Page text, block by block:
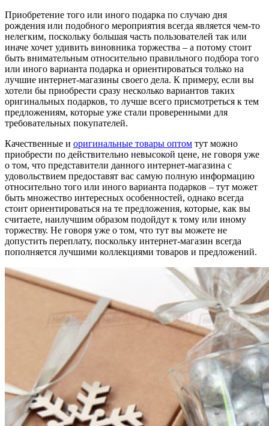
Приобретение того или иного подарка по случаю дня
рождения или подобного мероприятия всегда является чем-то
нелегким, поскольку большая часть пользователей так или
иначе хочет удивить виновника торжества – а потому стоит
быть внимательным относительно правильного подбора того
или иного варианта подарка и ориентироваться только на
лучшие интернет-магазины своего дела. К примеру, если вы
хотели бы приобрести сразу несколько вариантов таких
оригинальных подарков, то лучше всего присмотреться к тем
предложениям, которые уже стали проверенными для
требовательных покупателей.
Качественные и оригинальные товары оптом тут можно
приобрести по действительно невысокой цене, не говоря уже
о том, что представители данного интернет-магазина с
удовольствием предоставят вас самую полную информацию
относительно того или иного варианта подарков – тут может
быть множество интересных особенностей, однако всегда
стоит ориентироваться на те предложения, которые, как вы
считаете, наилучшим образом подойдут к тому или иному
торжеству. Не говоря уже о том, что тут вы можете не
допустить переплату, поскольку интернет-магазин всегда
пополняется лучшими коллекциями товаров и предложений.